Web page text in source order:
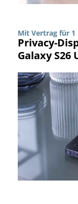
Mit Vertrag für 1
Privacy-
Galaxy